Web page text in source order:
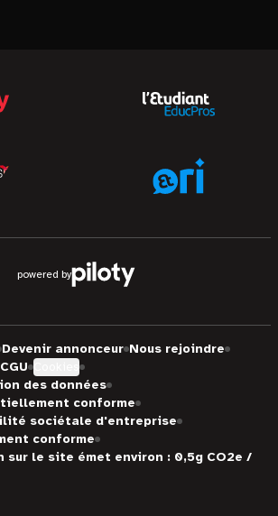
powered by
Devenir annonceur Nous rejoindre
CGU
des données
conforme
sociétale d'entreprise
conforme
sur le site émet environ : 0,5g CO2e /